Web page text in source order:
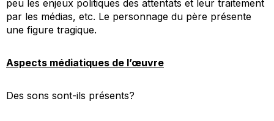
peu les enjeux politiques des attentats et leur traitement
par les médias, etc. Le personnage du père présente
une figure tragique.
Aspects médiatiques de l’œuvre
Des sons sont-ils présents?